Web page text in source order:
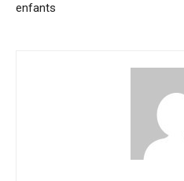
enfants